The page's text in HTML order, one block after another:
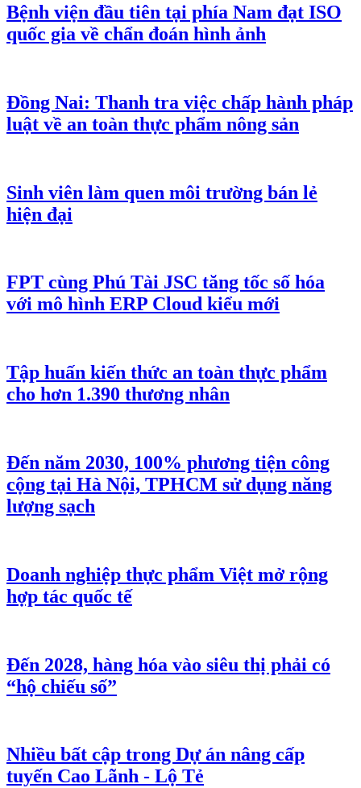
Bệnh viện đầu tiên tại phía Nam đạt ISO
quốc gia về chẩn đoán hình ảnh
Đồng Nai: Thanh tra việc chấp hành pháp
luật về an toàn thực phẩm nông sản
Sinh viên làm quen môi trường bán lẻ
hiện đại
FPT cùng Phú Tài JSC tăng tốc số hóa
với mô hình ERP Cloud kiểu mới
Tập huấn kiến thức an toàn thực phẩm
cho hơn 1.390 thương nhân
Đến năm 2030, 100% phương tiện công
cộng tại Hà Nội, TPHCM sử dụng năng
lượng sạch
Doanh nghiệp thực phẩm Việt mở rộng
hợp tác quốc tế
Đến 2028, hàng hóa vào siêu thị phải có
“hộ chiếu số”
Nhiều bất cập trong Dự án nâng cấp
tuyến Cao Lãnh - Lộ Tẻ